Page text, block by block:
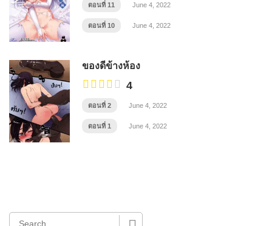
ตอนที่ 11 June 4, 2022
ตอนที่ 10 June 4, 2022
ของดีข้างห้อง
4
ตอนที่ 2 June 4, 2022
ตอนที่ 1 June 4, 2022